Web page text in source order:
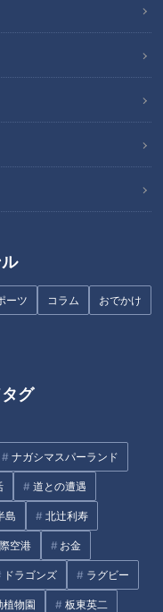
ーツ コラム おでかけ
グ
ナガシマスパーランド
道との遭遇
島 北辻利寿
空港 お金
ドラゴンズ ラグビー
植物園 板東英二
庫県神戸市に住んでい
ウィルキンソンさん
いた。そこで炭酸の鉱
この鉱泉水を母国イギ
、なんと世界の名だた
ォーターであることが
問客も多かったが、そ
を飲みたがった。「こ
は、飲料水を製造する